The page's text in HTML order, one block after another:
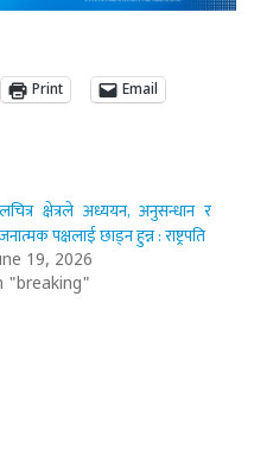
Print Email
क्षेत्रले अध्ययन, अनुसन्धान र
पक्षलाई छाड्न हुन्न : राष्ट्रपति
19, 2026
"breaking"